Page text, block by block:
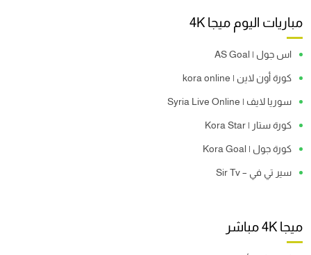
مباريات اليوم ميجا 4K
اس جول | AS Goal
كورة أون لاين | kora online
سوريا لايف | Syria Live Online
كورة ستار | Kora Star
كورة جول | Kora Goal
سير تي في – Sir Tv
ميجا 4K مباشر